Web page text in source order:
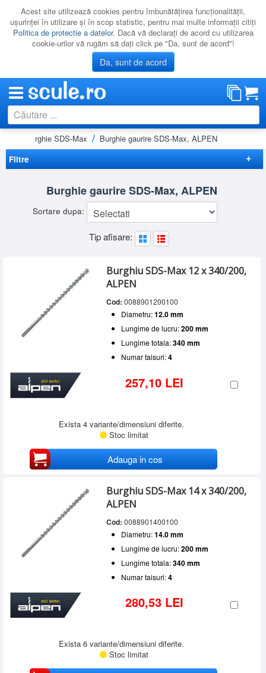
Acest site utilizează cookies pentru îmbunătăţirea funcţionalităţii,
uşurinţei în utilizare şi în scop statistic, pentru mai multe informaţii citiţi
Politica de protectie a datelor. Dacă vă declaraţi de acord cu utilizarea
cookie-urilor vă rugăm să daţi click pe "Da, sunt de acord"!
Da, sunt de acord
CATEGORII
PROMOTII
RESIGILATE
LICHIDARE
CONTACT
Burghie SDS-Max
Burghie gaurire SDS-Max, ALPEN
Filtre
Elimina filtrele
(5)
20 - 25 mm(6)
25 - 30 mm
30 - 40 mm
40 - 50 mm
100 - 200 mm
301 - 400 mm
501 - 600 mm
601 - 800 mm
Peste 801 mm
300 - 400 mm
500 - 600 mm
600 - 700 mm
Numar taisuri
4(26)
Burghie gaurire SDS-Max, ALPEN
Sortare dupa:
Tip afisare:
Burghiu SDS-Max 12 x 340/200,
ALPEN
Cod: 0088901200100
Diametru:12.0 mm
Lungime de lucru:200 mm
Lungime totala:340 mm
Numar taisuri:4
257,10 LEI
Exista 4 variante/dimensiuni diferite.
Stoc limitat
Adauga in cos
Burghiu SDS-Max 14 x 340/200,
ALPEN
Cod: 0088901400100
Diametru:14.0 mm
Lungime de lucru:200 mm
Lungime totala:340 mm
Numar taisuri:4
280,53 LEI
Exista 6 variante/dimensiuni diferite.
Stoc limitat